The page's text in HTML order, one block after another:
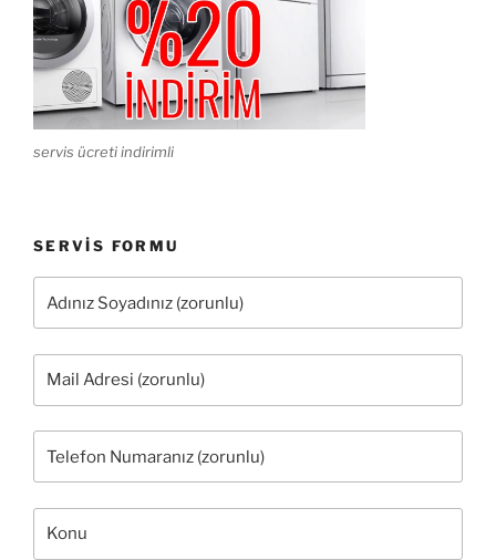
servis ücreti indirimli
SERVIS FORMU